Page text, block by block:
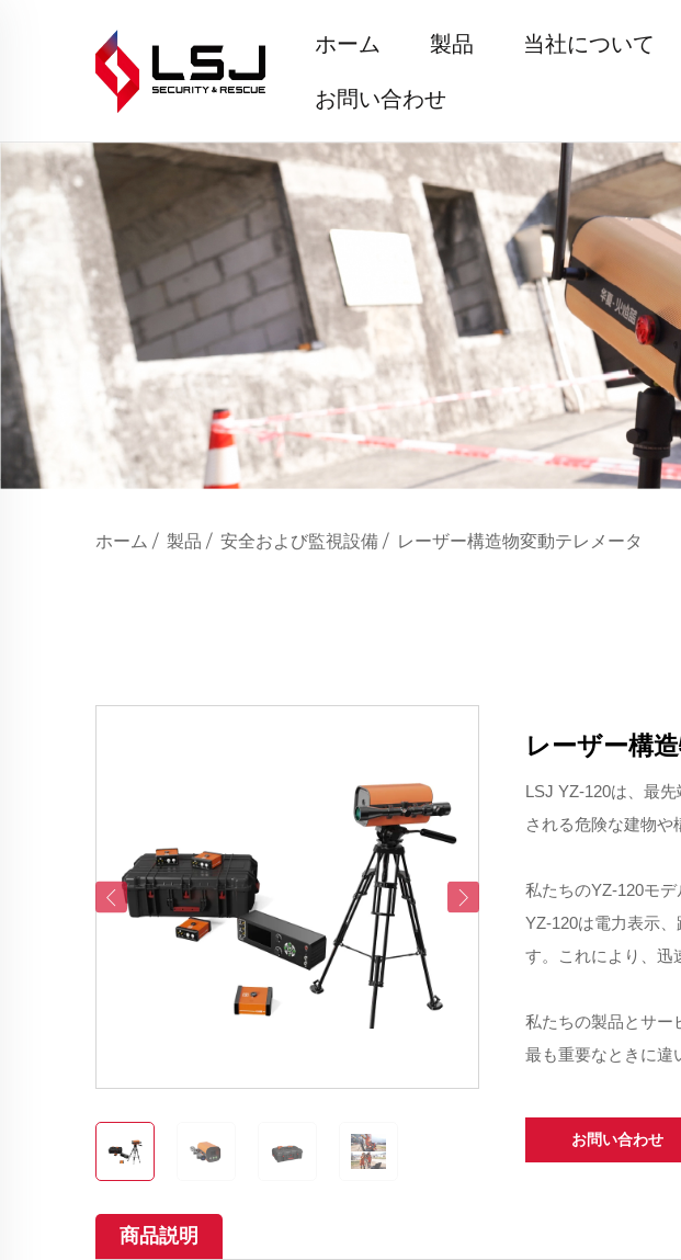
ホーム 製品 当社について
お問い合わせ
ホーム / 製品 / 安全および監視設備 / レーザー構造物変動テレメータ
レーザー構
LSJ YZ-120は、最
される危険な建物や
私たちのYZ-120モ
YZ-120は電力表示
す。これにより、迅
私たちの製品とサー
最も重要なときに違
お問い合わせ
商品説明